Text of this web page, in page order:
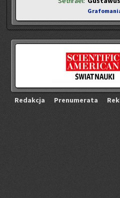
Re­dak­cja Pre­nu­me­ra­ta